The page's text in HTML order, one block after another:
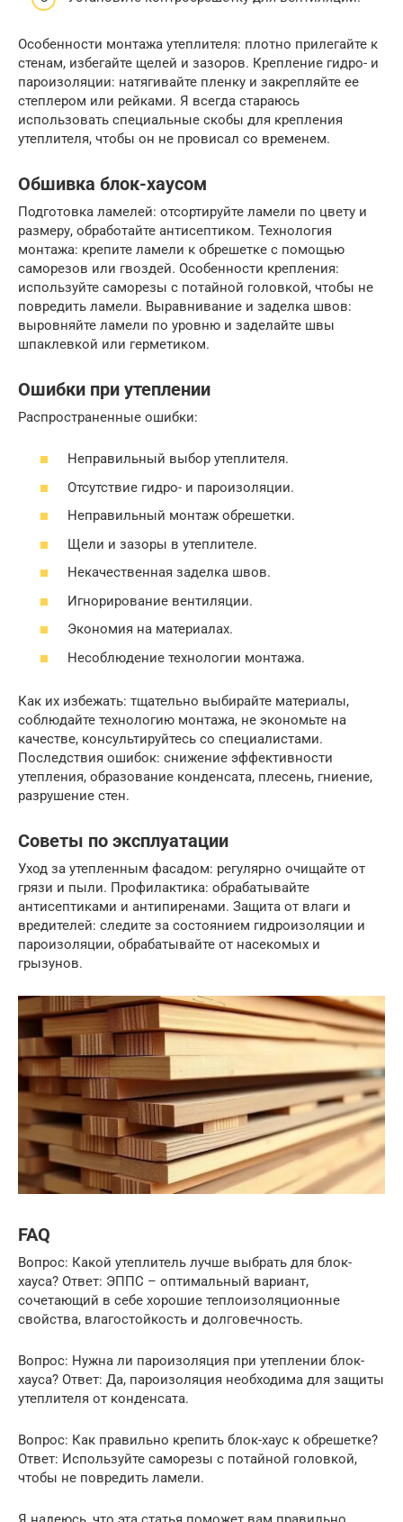
Особенности монтажа утеплителя: плотно прилегайте к
стенам, избегайте щелей и зазоров. Крепление гидро- и
пароизоляции: натягивайте пленку и закрепляйте ее
степлером или рейками. Я всегда стараюсь
использовать специальные скобы для крепления
утеплителя, чтобы он не провисал со временем.
Обшивка блок-хаусом
Подготовка ламелей: отсортируйте ламели по цвету и
размеру, обработайте антисептиком. Технология
монтажа: крепите ламели к обрешетке с помощью
саморезов или гвоздей. Особенности крепления:
используйте саморезы с потайной головкой, чтобы не
повредить ламели. Выравнивание и заделка швов:
выровняйте ламели по уровню и заделайте швы
шпаклевкой или герметиком.
Ошибки при утеплении
Распространенные ошибки:
Неправильный выбор утеплителя.
Отсутствие гидро- и пароизоляции.
Неправильный монтаж обрешетки.
Щели и зазоры в утеплителе.
Некачественная заделка швов.
Игнорирование вентиляции.
Экономия на материалах.
Несоблюдение технологии монтажа.
Как их избежать: тщательно выбирайте материалы,
соблюдайте технологию монтажа, не экономьте на
качестве, консультируйтесь со специалистами.
Последствия ошибок: снижение эффективности
утепления, образование конденсата, плесень, гниение,
разрушение стен.
Советы по эксплуатации
Уход за утепленным фасадом: регулярно очищайте от
грязи и пыли. Профилактика: обрабатывайте
антисептиками и антипиренами. Защита от влаги и
вредителей: следите за состоянием гидроизоляции и
пароизоляции, обрабатывайте от насекомых и
грызунов.
FAQ
Вопрос: Какой утеплитель лучше выбрать для блок-
хауса? Ответ: ЭППС – оптимальный вариант,
сочетающий в себе хорошие теплоизоляционные
свойства, влагостойкость и долговечность.
Вопрос: Нужна ли пароизоляция при утеплении блок-
хауса? Ответ: Да, пароизоляция необходима для защиты
утеплителя от конденсата.
Вопрос: Как правильно крепить блок-хаус к обрешетке?
Ответ: Используйте саморезы с потайной головкой,
чтобы не повредить ламели.